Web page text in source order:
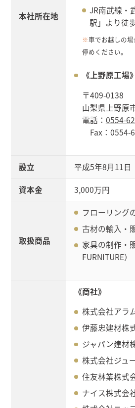
本社所在地
JR南武線・
駅」より徒
※車でお越しの
停めください。
《上野原工場》
〒409-0138
山梨県上野原
電話： 0554-
Fax：0554-
設立
平成5年8月11日
資本金
3,000万円
取扱商品
フローリング
古材の輸入・
家具の制作・
FURNITURE）
《商社》
株式会社アラ
伊藤忠建材株
ジャパン建材
株式会社ジュ
住友林業株式
ナイス株式会